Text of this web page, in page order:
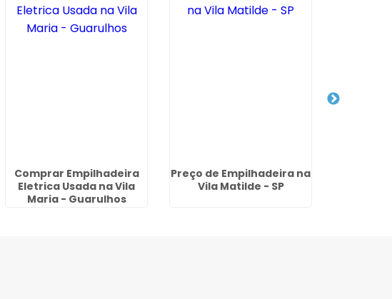
Comprar Empilhadeira
Eletrica Usada na Vila
Maria - Guarulhos
Preço de Empilhadeira na
Vila Matilde - SP